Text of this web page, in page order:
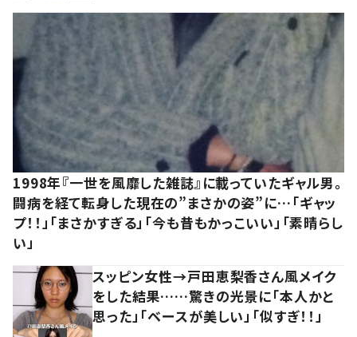
1998年『一世を風靡した雑誌』に載っていたギャル男。
闘病を経て転身した現在の”まさかの姿”に…「ギャッ
プ！！」「まさかすぎる」「今も昔もかっこいい」「素晴らし
い」
スッピン女性→戸田恵梨香さん風メイク
をした結果……驚きの光景に「本人かと
思った」「ベースが美しい」「似すぎ！！」